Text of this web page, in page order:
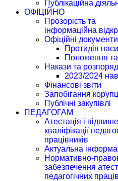
Публікаційна
ОФІЦІЙНО
Прозорість та
інформаційна
Офіційні документи
Протидія
Положення
Накази та
2023/2024
Фінансові звіти
Запобігання
Публічні закупівлі
ПЕДАГОГАМ
Атестація і
кваліфікації
працівників
Актуальна
Нормативно-
забезпечення
педагогічних